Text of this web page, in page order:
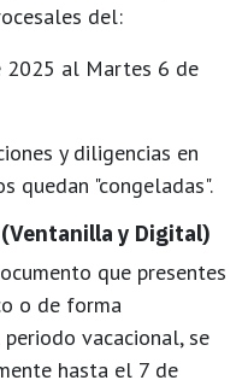
del:
2025 al Martes 6 de
y diligencias en
quedan "congeladas".
y Digital)
que presentes
o de forma
vacacional, se
hasta el 7 de